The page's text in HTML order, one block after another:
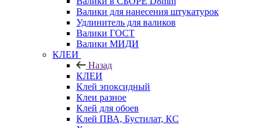
Валики для нанесения штукатурок
Удлинитель для валиков
Валики ГОСТ
Валики МИДИ
КЛЕИ
Назад
КЛЕИ
Клей эпоксидный
Клеи разное
Клей для обоев
Клей ПВА, Бустилат, КС